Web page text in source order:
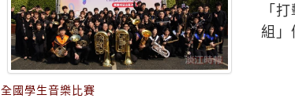
全國學生音樂比賽
「
組」